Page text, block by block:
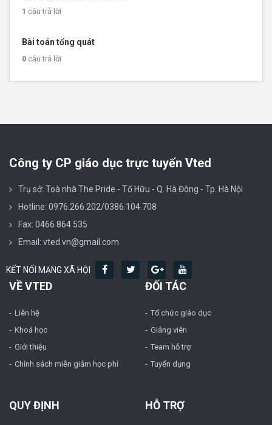
1 câu trả lời
Bài toán tổng quát
0 câu trả lời
Công ty CP giáo dục trực tuyến Vted
Trụ sở: Toà nhà The Pride - Tố Hữu - Q. Hà Đông - Tp. Hà Nội
Hotline: 0976.266.202/0386.104.708
Fax: 0466 864 535
Email: vted.vn@gmail.com
KẾT NỐI MẠNG XÃ HỘI
VỀ VTED
Liên hệ
Khoá học
Giới thiệu
Chính sách miễn giảm học phí
ĐỐI TÁC
Tổ chức giáo dục
Giảng viên
Team hỗ trợ
Tuyển dụng
QUY ĐỊNH HỖ TRỢ